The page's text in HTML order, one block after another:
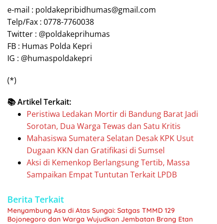
e-mail : poldakepribidhumas@gmail.com
Telp/Fax : 0778-7760038
Twitter : @poldakeprihumas
FB : Humas Polda Kepri
IG : @humaspoldakepri
(*)
📚 Artikel Terkait:
Peristiwa Ledakan Mortir di Bandung Barat Jadi
Sorotan, Dua Warga Tewas dan Satu Kritis
Mahasiswa Sumatera Selatan Desak KPK Usut
Dugaan KKN dan Gratifikasi di Sumsel
Aksi di Kemenkop Berlangsung Tertib, Massa
Sampaikan Empat Tuntutan Terkait LPDB
Berita Terkait
Menyambung Asa di Atas Sungai: Satgas TMMD 129
Bojonegoro dan Warga Wujudkan Jembatan Brang Etan